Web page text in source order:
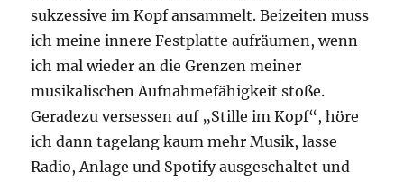
sukzessive im Kopf ansammelt. Beizeiten muss
ich meine innere Festplatte aufräumen, wenn
ich mal wieder an die Grenzen meiner
musikalischen Aufnahmefähigkeit stoße.
Geradezu versessen auf „Stille im Kopf“, höre
ich dann tagelang kaum mehr Musik, lasse
Radio, Anlage und Spotify ausgeschaltet und